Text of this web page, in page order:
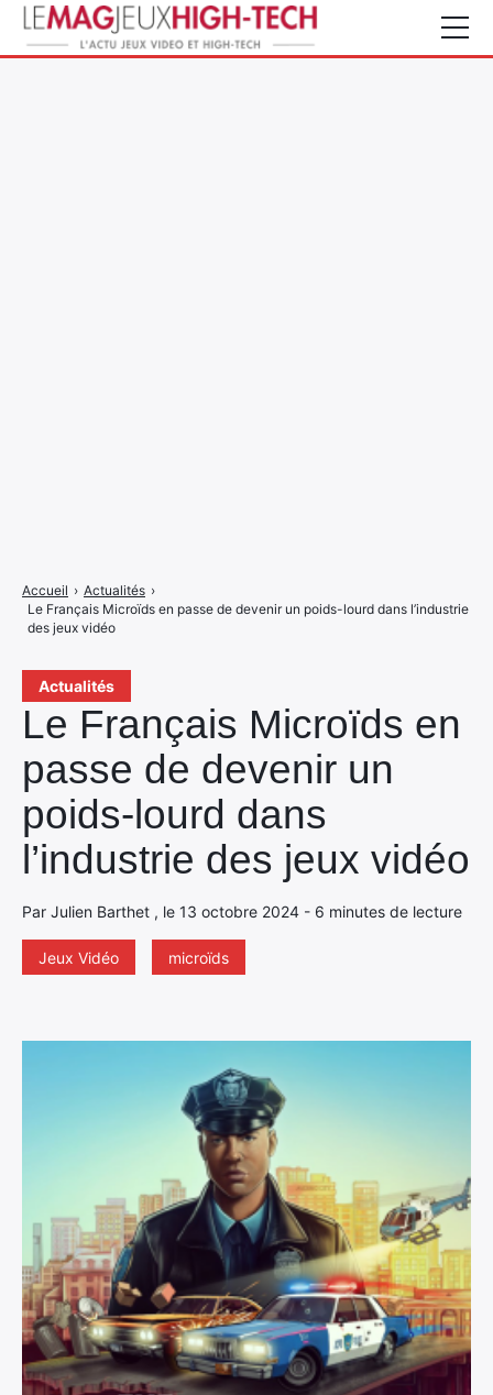
Actualités
Le Français Microïds en
passe de devenir un
poids-lourd dans
l’industrie des jeux vidéo
Par Julien Barthet , le 13 octobre 2024 - 6 minutes de lecture
Jeux Vidéo microïds
Accueil › Actualités ›
Le Français Microïds en passe de devenir un poids-lourd dans l’industrie
des jeux vidéo